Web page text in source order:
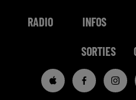
RADIO INFOS
SORTIES